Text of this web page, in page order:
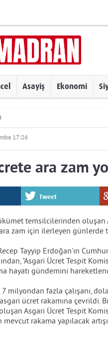
Asayiş Ekonomi
17:26
ara zam
Tweet
temsilcilerinden oluşan
zam için ilerleyen günlerde
Tayyip Erdoğan'ın
"Asgari Ücret Tespit
hayatı gündemini
milyondan fazla çalışanı,
ücret rakamına çevrildi.
Asgari Ücret Tespit
rakama yapılacak